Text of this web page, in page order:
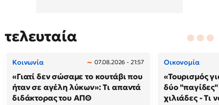
τελευταία
Κοινωνία 07.08.2026 - 21:57
«Γιατί δεν σώσαμε το κουτάβι που
ήταν σε αγέλη λύκων»: Τι απαντά
διδάκτορας του ΑΠΘ
Οικονομία
«Τουρισμός
δύο
χιλιάδες - Τι